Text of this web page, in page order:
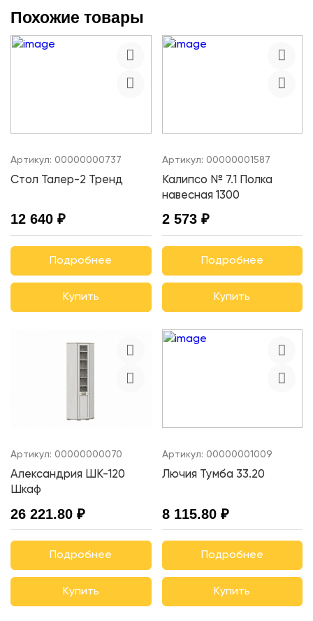
Похожие товары
Артикул: 00000000737
Стол Талер-2 Тренд
12 640 ₽
Подробнее
Купить
Артикул: 00000001587
Калипсо № 7.1 Полка
навесная 1300
2 573 ₽
Подробнее
Купить
Артикул: 00000000070
Александрия ШК-120
Шкаф
26 221.80 ₽
Подробнее
Купить
Артикул: 00000001009
Лючия Тумба 33.20
8 115.80 ₽
Подробнее
Купить